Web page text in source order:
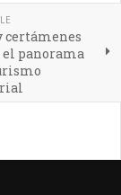
certámenes
panorama